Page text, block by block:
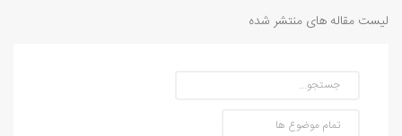
لیست مقاله های منتشر شده